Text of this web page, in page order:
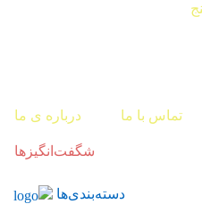
تماس با ما درباره ی ما
شگفت‌انگیزها
دسته‌بندی‌ها